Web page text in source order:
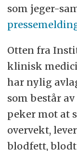
som jeger-
Otten fra
klinisk
har nylig
som består
peker mot at
overvekt,
blodfett,